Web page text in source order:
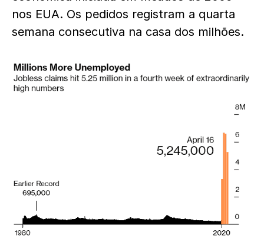
nos EUA. Os pedidos registram a quarta
semana consecutiva na casa dos milhões.